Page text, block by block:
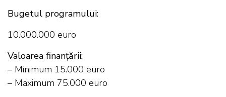
Bugetul programului:
10.000.000 euro
Valoarea finanțării:
– Minimum 15.000 euro
– Maximum 75.000 euro